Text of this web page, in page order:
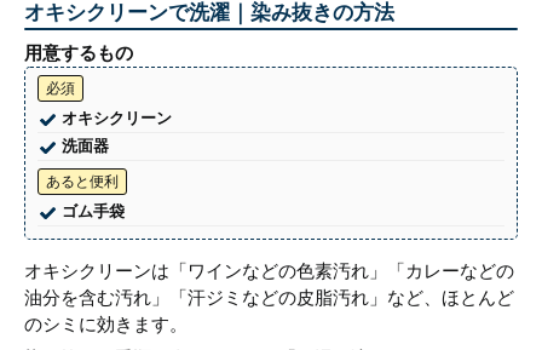
オキシクリーンで洗濯｜染み抜きの方法
用意するもの
必須
オキシクリーン
洗面器
あると便利
ゴム手袋
オキシクリーンは「ワインなどの色素汚れ」「カレーなどの
油分を含む汚れ」「汗ジミなどの皮脂汚れ」など、ほとんど
のシミに効きます。